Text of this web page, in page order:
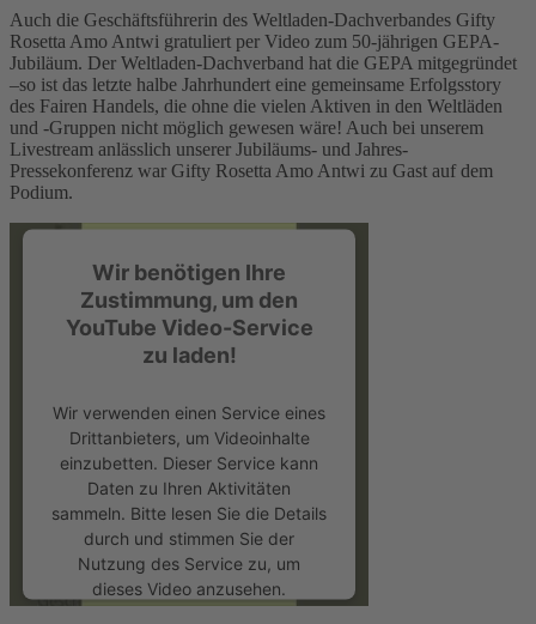
powered byUsercentrics Consent
Management Platform
Auch die Geschäftsführerin des Weltladen-Dachverbandes Gifty
Rosetta Amo Antwi gratuliert per Video zum 50-jährigen GEPA-
Jubiläum. Der Weltladen-Dachverband hat die GEPA mitgegründet
–so ist das letzte halbe Jahrhundert eine gemeinsame Erfolgsstory
des Fairen Handels, die ohne die vielen Aktiven in den Weltläden
und -Gruppen nicht möglich gewesen wäre! Auch bei unserem
Livestream anlässlich unserer Jubiläums- und Jahres-
Pressekonferenz war Gifty Rosetta Amo Antwi zu Gast auf dem
Podium.
Wir benötigen Ihre
Zustimmung, um den
YouTube Video-Service
zu laden!
Wir verwenden einen Service eines
Drittanbieters, um Videoinhalte
einzubetten. Dieser Service kann
Daten zu Ihren Aktivitäten
sammeln. Bitte lesen Sie die Details
durch und stimmen Sie der
Nutzung des Service zu, um
dieses Video anzusehen.